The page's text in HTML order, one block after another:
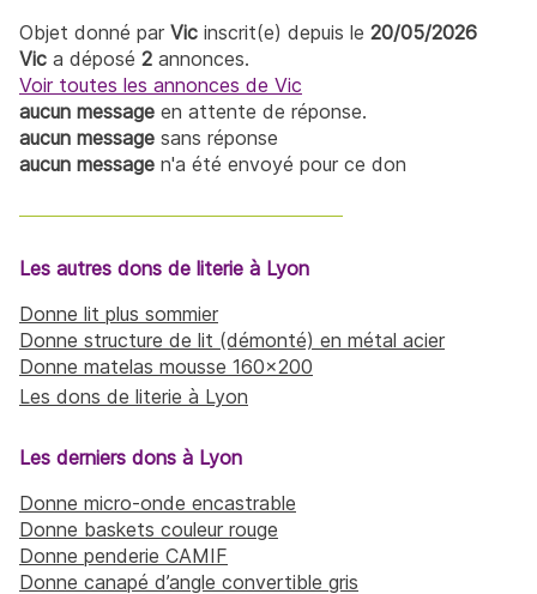
Objet donné par Vic inscrit(e) depuis le 20/05/2026
Vic a déposé 2 annonces.
Voir toutes les annonces de Vic
aucun message en attente de réponse.
aucun message sans réponse
aucun message n'a été envoyé pour ce don
Les autres dons de literie à Lyon
Donne lit plus sommier
Donne structure de lit (démonté) en métal acier
Donne matelas mousse 160x200
Les dons de literie à Lyon
Les derniers dons à Lyon
Donne micro-onde encastrable
Donne baskets couleur rouge
Donne penderie CAMIF
Donne canapé d’angle convertible gris